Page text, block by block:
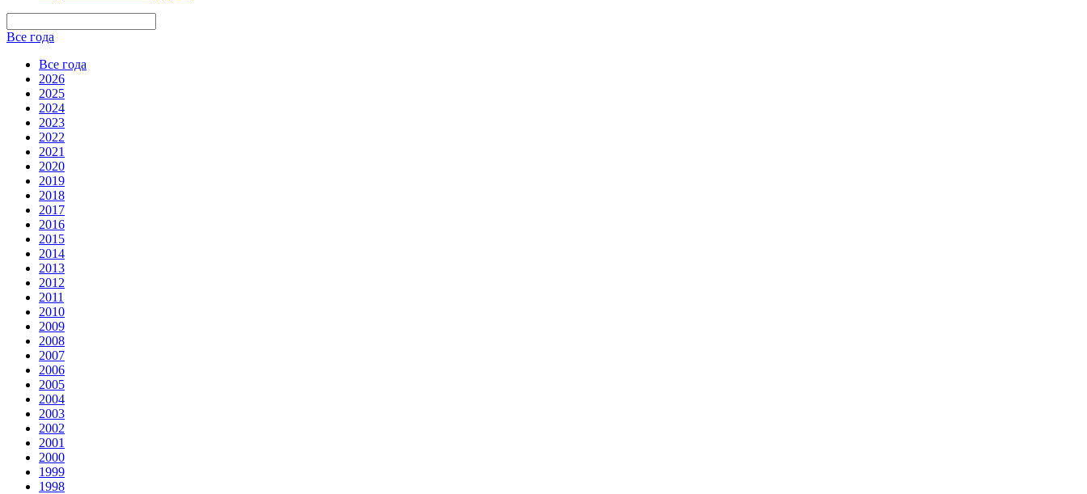
Все года
Все года
2026
2025
2024
2023
2022
2021
2020
2019
2018
2017
2016
2015
2014
2013
2012
2011
2010
2009
2008
2007
2006
2005
2004
2003
2002
2001
2000
1999
1998